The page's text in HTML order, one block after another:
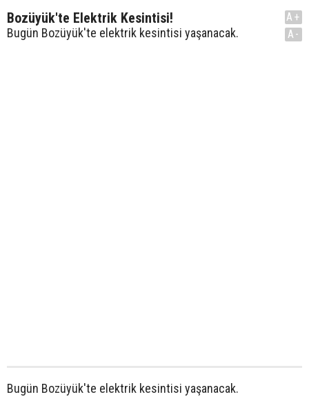
Bozüyük'te Elektrik Kesintisi!
Bugün Bozüyük'te elektrik kesintisi yaşanacak.
A+
A-
Bugün Bozüyük'te elektrik kesintisi yaşanacak.